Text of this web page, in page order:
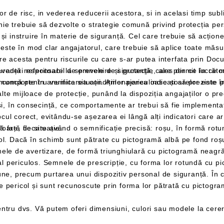
angajat,
Documentul de Evaluare a Riscurilor ratificat chiar
a cărui
sarcină este să efectueze
este în sarcina angajatorului, în cazul în care
în mod
împiedicându-l să-și asume atitudinea adecvată față de situație.
indice locația materialelor și
traseele de urmat și ieșirile de utilizat în caz de pericol și sunt
dvs. Vă putem oferi dimensiuni, culori sau modele la